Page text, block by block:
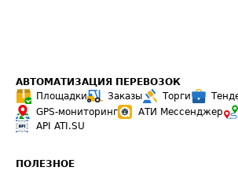
АВТОМАТИЗАЦИЯ ПЕРЕВОЗОК
Площадки
Заказы Торги
GPS-мониторинг
АТИ Мессенджер
API ATI.SU
ПОЛЕЗНОЕ